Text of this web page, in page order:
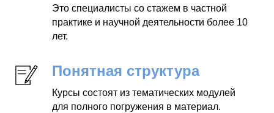
Это специалисты со стажем в частной
практике и научной деятельности более 10
лет.
Понятная структура
Курсы состоят из тематических модулей
для полного погружения в материал.